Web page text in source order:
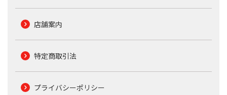
店舗案内
特定商取引法
プライバシーポリシー